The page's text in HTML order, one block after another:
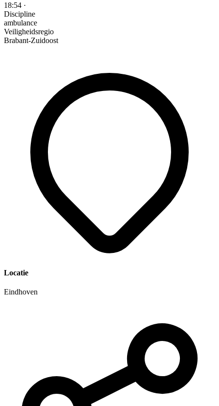
18:54 ·
Discipline
ambulance
Veiligheidsregio
Brabant-Zuidoost
Locatie
Eindhoven